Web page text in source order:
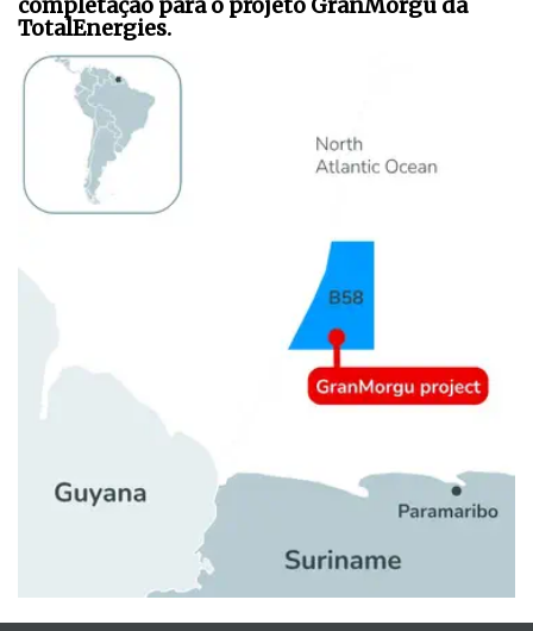
TotalEnergies.